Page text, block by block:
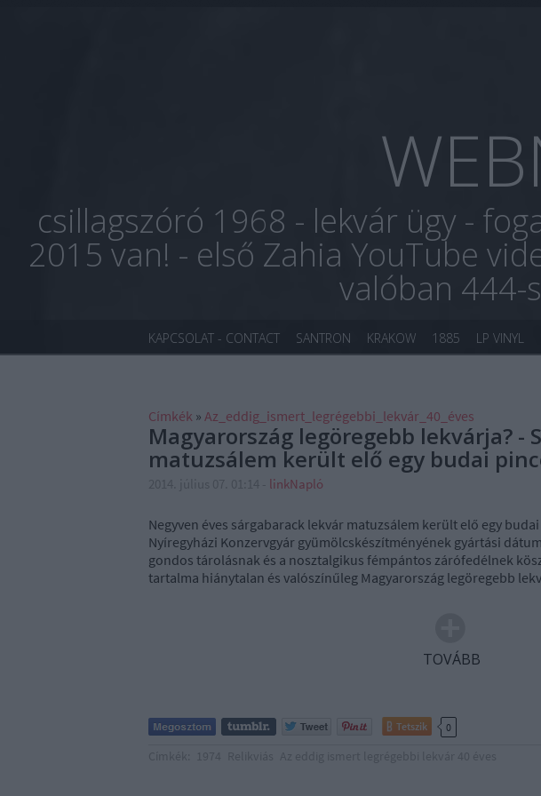
csillagszóró 1968 - lekvár ügy -
2015 van! - első Zahia YouTube
valóban 444-
KAPCSOLAT - CONTACT SANTRON KRAKOW 1885 LP VINYL
Címkék » Az_eddig_ismert_legrégebbi_lekvár_40_éves
Magyarország legöregebb lekvárja? -
matuzsálem került elő egy budai
linkNapló
Negyven éves sárgabarack lekvár matuzsálem került elő egy
Nyíregyházi Konzervgyár gyümölcskészítményének gyártási
gondos tárolásnak és a nosztalgikus fémpántos zárófedélnek
tartalma hiánytalan és valószínűleg Magyarország legöregebb
TOVÁBB
Tetszik 0